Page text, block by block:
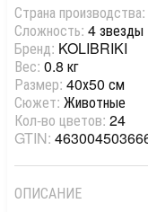
Страна производства:
Сложность: 4 звезды
Бренд: KOLIBRIKI
Вес: 0.8 кг
Размер: 40х50 см
Сюжет: Животные
Кол-во цветов: 24
GTIN:
ОПИСАНИЕ